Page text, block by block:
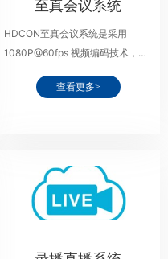
至真会议系统
HDCON至真会议系统是采用
1080P@60fps 视频编码技术，
查看更多>